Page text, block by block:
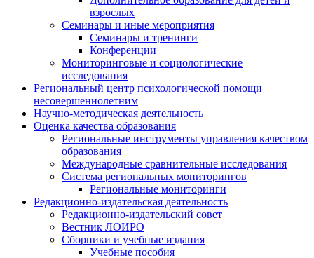
взрослых
Семинары и иные мероприятия
Семинары и тренинги
Конференции
Мониторинговые и социологические
исследования
Региональный центр психологической помощи
несовершеннолетним
Научно-методическая деятельность
Оценка качества образования
Региональные инструменты управления качеством
образования
Международные сравнительные исследования
Система региональных мониторингов
Региональные мониторинги
Редакционно-издательская деятельность
Редакционно-издательский совет
Вестник ЛОИРО
Сборники и учебные издания
Учебные пособия